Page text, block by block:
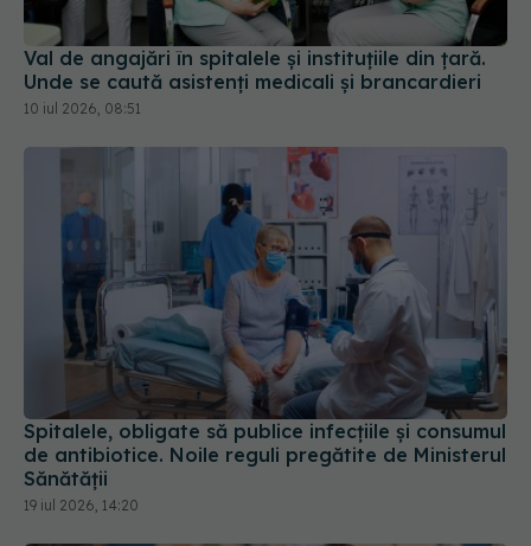
Val de angajări în spitalele și instituțiile din țară.
Unde se caută asistenți medicali și brancardieri
10 iul 2026, 08:51
Spitalele, obligate să publice infecțiile și consumul
de antibiotice. Noile reguli pregătite de Ministerul
Sănătății
19 iul 2026, 14:20